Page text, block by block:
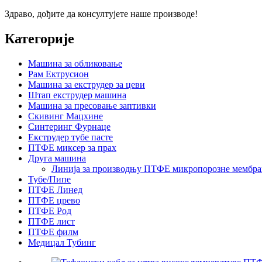
Здраво, дођите да консултујете наше производе!
Категорије
Машина за обликовање
Рам Ектрусион
Машина за екструдер за цеви
Штап екструдер машина
Машина за пресовање заптивки
Скивинг Мацхине
Синтеринг Фурнаце
Екструдер тубе пасте
ПТФЕ миксер за прах
Друга машина
Линија за производњу ПТФЕ микропорозне
Тубе/Пипе
ПТФЕ Линед
ПТФЕ црево
ПТФЕ Род
ПТФЕ лист
ПТФЕ филм
Медицал Тубинг